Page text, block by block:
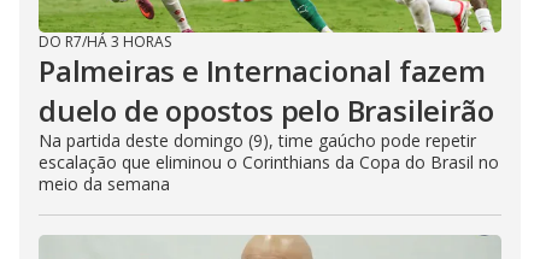
DO R7/HÁ 3 HORAS
Palmeiras e Internacional fazem
duelo de opostos pelo Brasileirão
Na partida deste domingo (9), time gaúcho pode repetir
escalação que eliminou o Corinthians da Copa do Brasil no
meio da semana